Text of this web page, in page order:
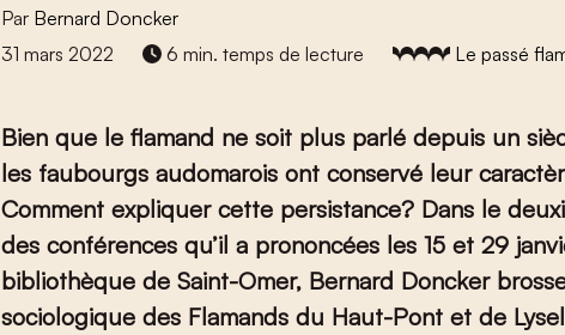
Par Bernard Doncker
31 mars 2022
6 min. temps de lecture Le passé
Bien que le flamand ne soit plus parlé depuis un
les faubourgs audomarois ont conservé leur
Comment expliquer cette persistance? Dans le
des conférences qu’il a prononcées les 15 et 29
bibliothèque de Saint-Omer, Bernard Doncker
sociologique des Flamands du Haut-Pont et de